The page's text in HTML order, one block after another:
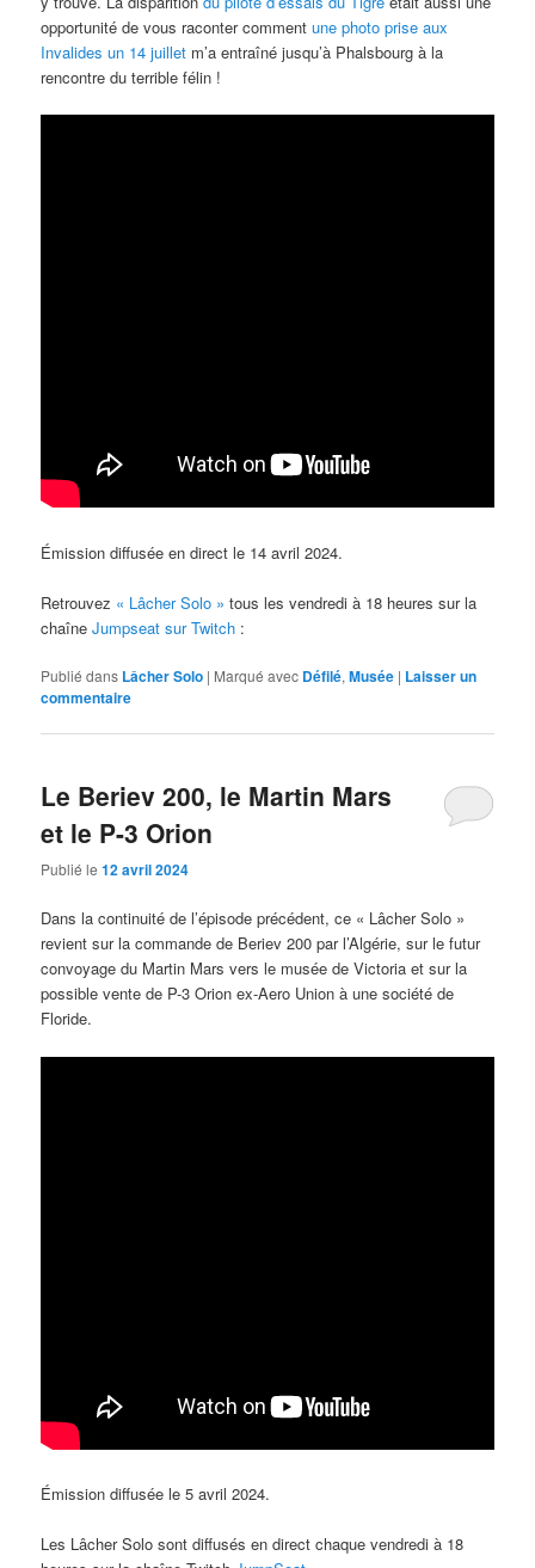
opportunité de vous raconter commentune photo prise aux
Invalides un 14 juillet m’a entraîné jusqu’à Phalsbourg à la
rencontre du terrible félin !
Émission diffusée en direct le 14 avril 2024.
Retrouvez « Lâcher Solo » tous les vendredi à 18 heures sur la
chaîneJumpseat sur Twitch :
Publié dans Lâcher Solo | Marqué avec Défilé,Musée | Laisser un
commentaire
Le Beriev 200, le Martin Mars
et le P-3 Orion
Publié le12 avril 2024
Dans la continuité de l’épisode précédent, ce « Lâcher Solo »
revient sur la commande de Beriev 200 par l’Algérie, sur le futur
convoyage du Martin Mars vers le musée de Victoria et sur la
possible vente de P-3 Orion ex-Aero Union à une société de
Floride.
Émission diffusée le 5 avril 2024.
Les Lâcher Solo sont diffusés en direct chaque vendredi à 18